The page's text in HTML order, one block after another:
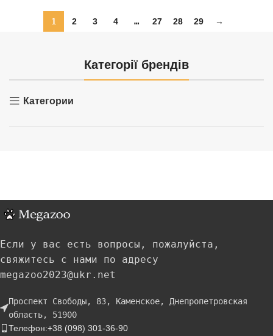
1 2 3 4 … 27 28 29 →
Категорії брендів
Категории
Если у вас есть вопросы, пожалуйста,
свяжитесь с нами по адресу
megazoo2023@ukr.net
Проспект Свободы, 83, Каменское, Днепропетровская
область, 51900
Телефон:+38 (098) 301-36-90